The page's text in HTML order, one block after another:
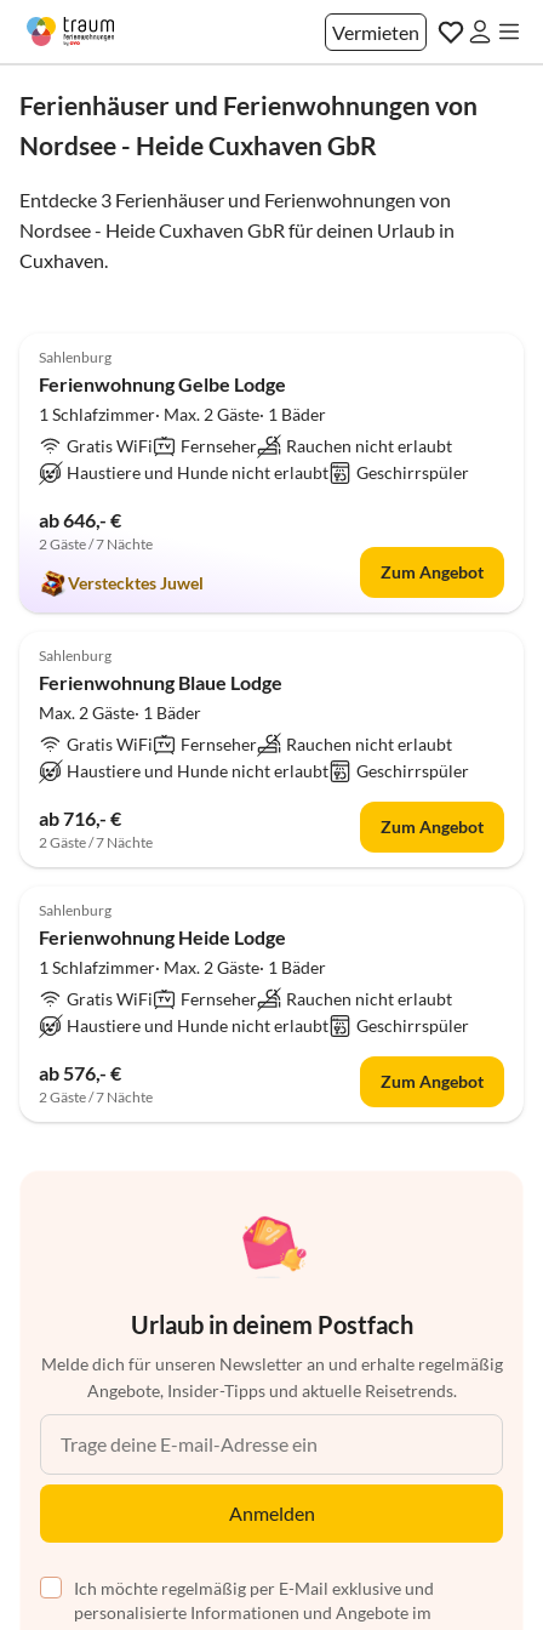
Vermieten
Ferienhäuser und Ferienwohnungen von
Nordsee - Heide Cuxhaven GbR
Entdecke 3 Ferienhäuser und Ferienwohnungen von
Nordsee - Heide Cuxhaven GbR für deinen Urlaub in
Cuxhaven.
Sahlenburg
Ferienwohnung Gelbe Lodge
1 Schlafzimmer· Max. 2 Gäste· 1 Bäder
Gratis WiFi
Fernseher
Rauchen nicht erlaubt
Haustiere und Hunde nicht erlaubt
Geschirrspüler
ab 646,- €
2 Gäste / 7 Nächte
Verstecktes Juwel
Zum Angebot
5.0 (1)
Sahlenburg
Ferienwohnung Blaue Lodge
Max. 2 Gäste· 1 Bäder
Gratis WiFi
Fernseher
Rauchen nicht erlaubt
Haustiere und Hunde nicht erlaubt
Geschirrspüler
ab 716,- €
2 Gäste / 7 Nächte
Zum Angebot
Sahlenburg
Ferienwohnung Heide Lodge
1 Schlafzimmer· Max. 2 Gäste· 1 Bäder
Gratis WiFi
Fernseher
Rauchen nicht erlaubt
Haustiere und Hunde nicht erlaubt
Geschirrspüler
ab 576,- €
2 Gäste / 7 Nächte
Zum Angebot
Urlaub in deinem Postfach
Melde dich für unseren Newsletter an und erhalte regelmäßig
Angebote, Insider-Tipps und aktuelle Reisetrends.
Anmelden
Ich möchte regelmäßig per E-Mail exklusive und
personalisierte Informationen und Angebote im